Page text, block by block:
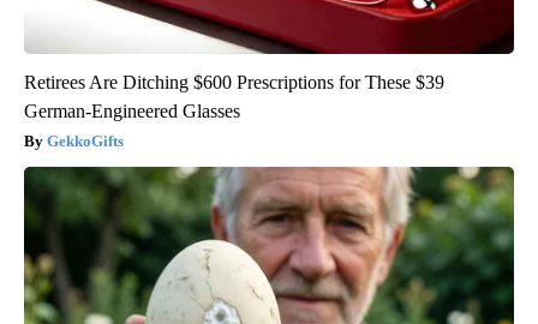
Retirees Are Ditching $600 Prescriptions for These $39
German-Engineered Glasses
GekkoGifts